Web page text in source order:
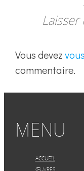
Vous devez
commentaire.
MENU
ACCUEIL